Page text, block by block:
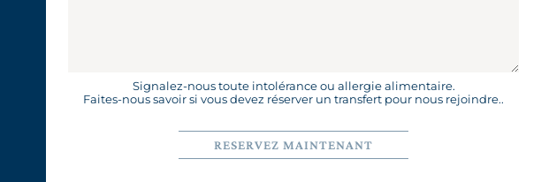
Signalez-nous toute intolérance ou allergie alimentaire.
Faites-nous savoir si vous devez réserver un transfert pour nous rejoindre..
RESERVEZ MAINTENANT